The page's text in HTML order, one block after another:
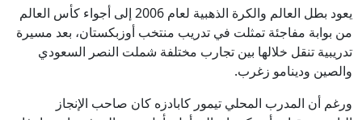
يعود بطل العالم والكرة الذهبية لعام 2006 إلى أجواء كأس العالم
من بوابة مفاجئة تمثلت في تدريب منتخب أوزبكستان، بعد مسيرة
تدريبية تنقل خلالها بين تجارب مختلفة شملت النصر السعودي
والصين ودينامو زغرب.
ورغم أن المدرب المحلي تيمور كابادزه كان صاحب الإنجاز